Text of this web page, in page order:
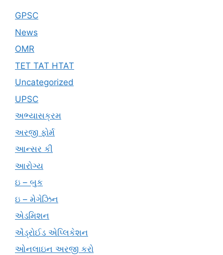
GPSC
News
OMR
TET TAT HTAT
Uncategorized
UPSC
અભ્યાસક્રમ
અરજી ફોર્મ
આન્સર કી
આરોગ્ય
ઇ – બુક
ઇ – મેગેઝિન
એડમિશન
એંડ્રોઈડ એપ્લિકેશન
ઓનલાઇન અરજી કરો